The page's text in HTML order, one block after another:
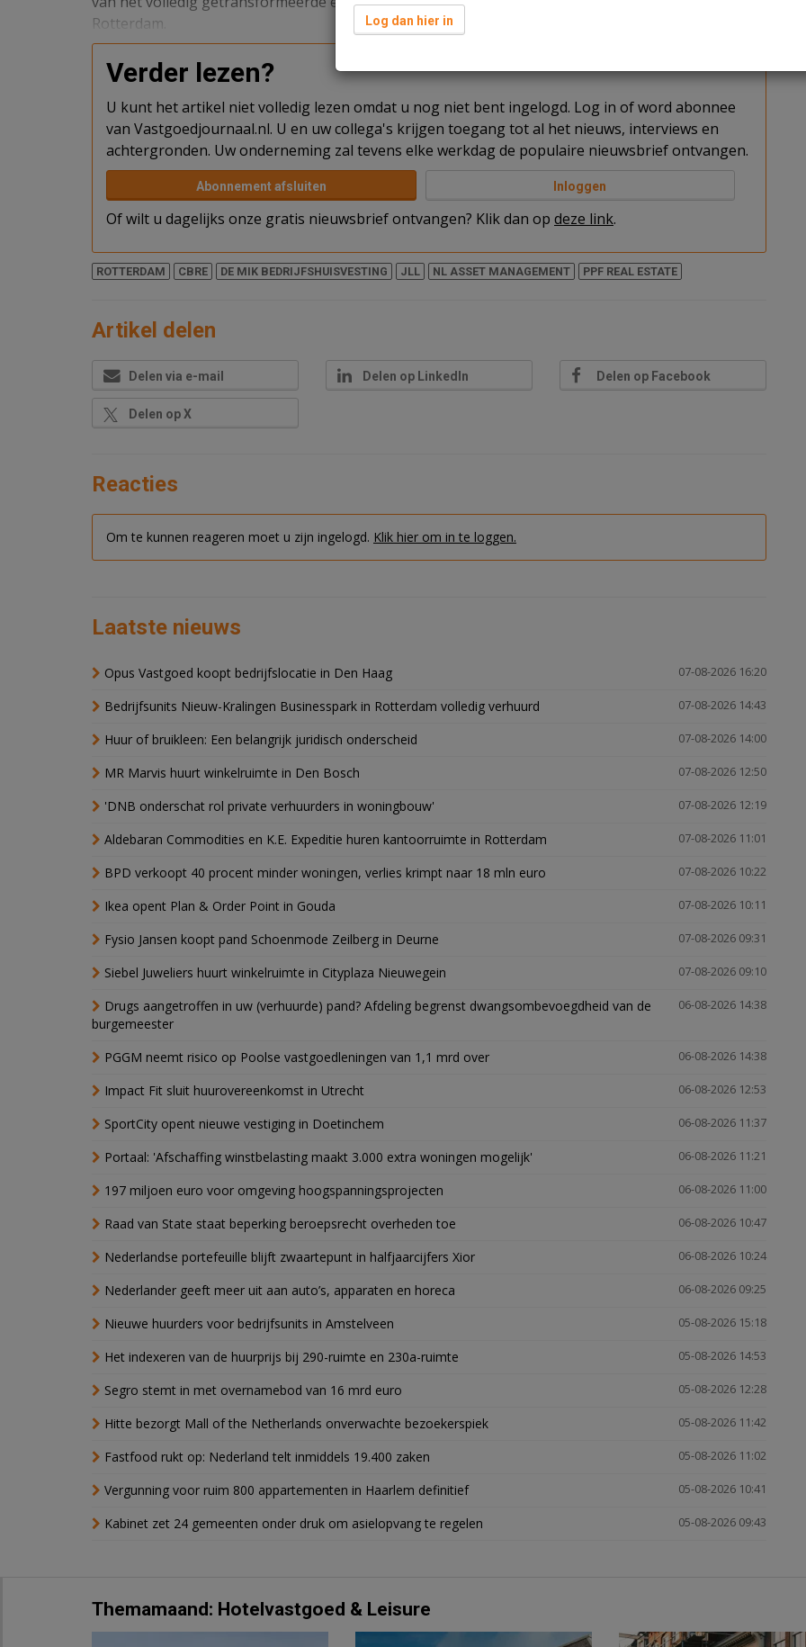
Rotterdam.
Verder lezen?
U kunt het artikel niet volledig lezen omdat u nog niet bent ingelogd. Log in of word abonnee
van Vastgoedjournaal.nl. U en uw collega's krijgen toegang tot al het nieuws, interviews en
achtergronden. Uw onderneming zal tevens elke werkdag de populaire nieuwsbrief ontvangen.
Abonnement afsluiten Inloggen
Of wilt u dagelijks onze gratis nieuwsbrief ontvangen? Klik dan op deze link.
ROTTERDAM CBRE DE MIK BEDRIJFSHUISVESTING JLL NL ASSET MANAGEMENT PPF REAL ESTATE
Artikel delen
Delen via e-mail Delen op LinkedIn Delen op Facebook
Delen op X
Reacties
Om te kunnen reageren moet u zijn ingelogd. Klik hier om in te loggen.
Laatste nieuws
07-08-2026 16:20
Opus Vastgoed koopt bedrijfslocatie in Den Haag
07-08-2026 14:43
Bedrijfsunits Nieuw-Kralingen Businesspark in Rotterdam volledig verhuurd
07-08-2026 14:00
Huur of bruikleen: Een belangrijk juridisch onderscheid
07-08-2026 12:50
MR Marvis huurt winkelruimte in Den Bosch
07-08-2026 12:19
'DNB onderschat rol private verhuurders in woningbouw'
07-08-2026 11:01
Aldebaran Commodities en K.E. Expeditie huren kantoorruimte in Rotterdam
07-08-2026 10:22
BPD verkoopt 40 procent minder woningen, verlies krimpt naar 18 mln euro
07-08-2026 10:11
Ikea opent Plan & Order Point in Gouda
07-08-2026 09:31
Fysio Jansen koopt pand Schoenmode Zeilberg in Deurne
07-08-2026 09:10
Siebel Juweliers huurt winkelruimte in Cityplaza Nieuwegein
06-08-2026 14:38
Drugs aangetroffen in uw (verhuurde) pand? Afdeling begrenst dwangsombevoegdheid van de
burgemeester
06-08-2026 14:38
PGGM neemt risico op Poolse vastgoedleningen van 1,1 mrd over
06-08-2026 12:53
Impact Fit sluit huurovereenkomst in Utrecht
06-08-2026 11:37
SportCity opent nieuwe vestiging in Doetinchem
06-08-2026 11:21
Portaal: 'Afschaffing winstbelasting maakt 3.000 extra woningen mogelijk'
06-08-2026 11:00
197 miljoen euro voor omgeving hoogspanningsprojecten
06-08-2026 10:47
Raad van State staat beperking beroepsrecht overheden toe
06-08-2026 10:24
Nederlandse portefeuille blijft zwaartepunt in halfjaarcijfers Xior
06-08-2026 09:25
Nederlander geeft meer uit aan auto’s, apparaten en horeca
05-08-2026 15:18
Nieuwe huurders voor bedrijfsunits in Amstelveen
05-08-2026 14:53
Het indexeren van de huurprijs bij 290-ruimte en 230a-ruimte
05-08-2026 12:28
Segro stemt in met overnamebod van 16 mrd euro
05-08-2026 11:42
Hitte bezorgt Mall of the Netherlands onverwachte bezoekerspiek
05-08-2026 11:02
Fastfood rukt op: Nederland telt inmiddels 19.400 zaken
05-08-2026 10:41
Vergunning voor ruim 800 appartementen in Haarlem definitief
05-08-2026 09:43
Kabinet zet 24 gemeenten onder druk om asielopvang te regelen
Themamaand: Hotelvastgoed & Leisure
Log dan hier in